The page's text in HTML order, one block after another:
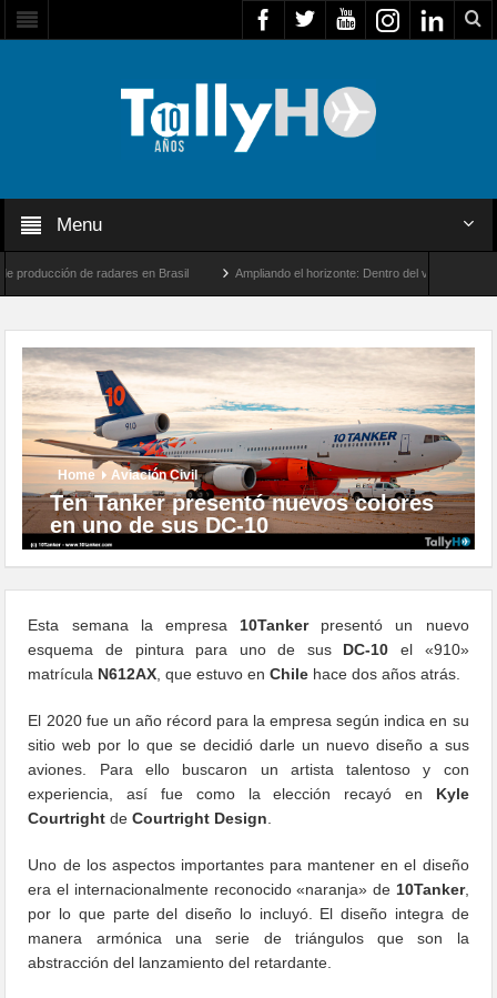
Menu
de radares en Brasil Ampliando el horizonte: Dentro del vuelo de
Home Aviación Civil
Ten Tanker presentó nuevos colores
en uno de sus DC-10
Esta semana la empresa 10Tankerpresentó un nuevo
esquema de pintura para uno de sus DC-10 el «910»
matrícula N612AX , que estuvo enChile hace dos años atrás.
El 2020 fue un año récord para la empresa según indica en su
sitio web por lo que se decidió darle un nuevo diseño a sus
aviones. Para ello buscaron un artista talentoso y con
experiencia, así fue como la elección recayó en Kyle
Courtright deCourtright Design
Uno de los aspectos importantes para mantener en el diseño
era el internacionalmente reconocido «naranja» de 10Tanker,
por lo que parte del diseño lo incluyó. El diseño integra de
manera armónica una serie de triángulos que son la
abstracción del lanzamiento del retardante.